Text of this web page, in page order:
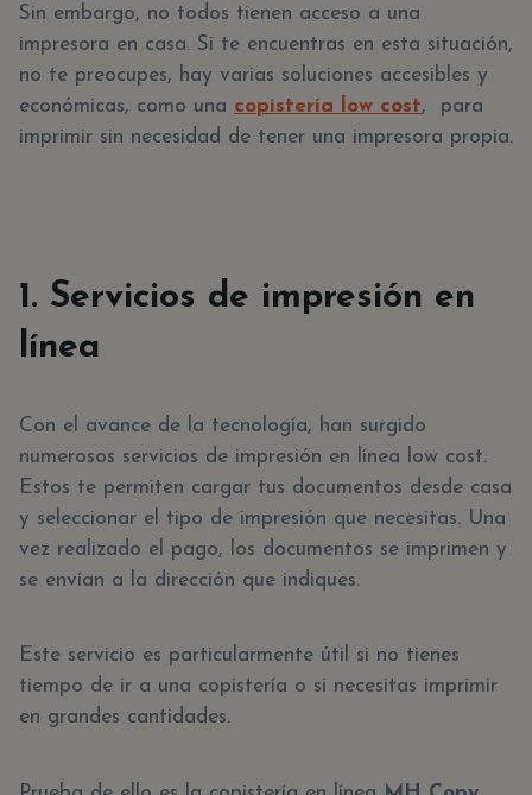
Sin embargo, no todos tienen acceso a una
impresora en casa. Si te encuentras en esta situación,
no te preocupes, hay varias soluciones accesibles y
económicas, como una copistería low cost, para
imprimir sin necesidad de tener una impresora propia.
1. Servicios de impresión en
línea
Con el avance de la tecnología, han surgido
numerosos servicios de impresión en línea low cost.
Estos te permiten cargar tus documentos desde casa
y seleccionar el tipo de impresión que necesitas. Una
vez realizado el pago, los documentos se imprimen y
se envían a la dirección que indiques.
Este servicio es particularmente útil si no tienes
tiempo de ir a una copistería o si necesitas imprimir
en grandes cantidades.